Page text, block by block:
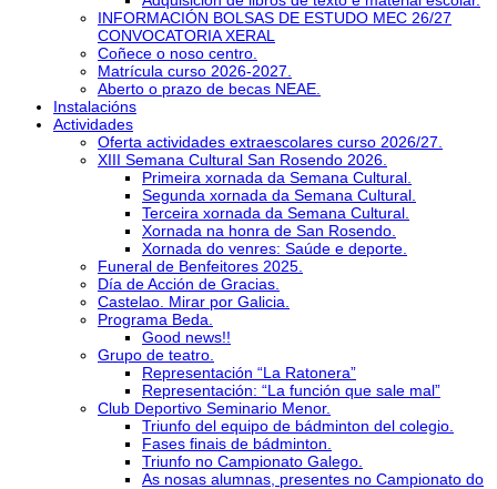
INFORMACIÓN BOLSAS DE ESTUDO MEC 26/27
CONVOCATORIA XERAL
Coñece o noso centro.
Matrícula curso 2026-2027.
Aberto o prazo de becas NEAE.
Instalacións
Actividades
Oferta actividades extraescolares curso 2026/27.
XIII Semana Cultural San Rosendo 2026.
Primeira xornada da Semana Cultural.
Segunda xornada da Semana Cultural.
Terceira xornada da Semana Cultural.
Xornada na honra de San Rosendo.
Xornada do venres: Saúde e deporte.
Funeral de Benfeitores 2025.
Día de Acción de Gracias.
Castelao. Mirar por Galicia.
Programa Beda.
Good news!!
Grupo de teatro.
Representación “La Ratonera”
Representación: “La función que sale mal”
Club Deportivo Seminario Menor.
Triunfo del equipo de bádminton del colegio.
Fases finais de bádminton.
Triunfo no Campionato Galego.
As nosas alumnas, presentes no Campionato do